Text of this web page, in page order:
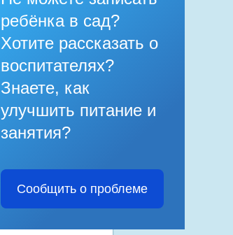
ребёнка в сад?
Хотите рассказать о
воспитателях?
Знаете, как
улучшить питание и
занятия?
Сообщить о проблеме